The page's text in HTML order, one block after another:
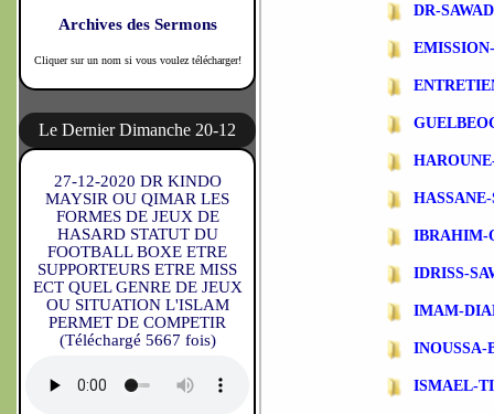
Archives des Sermons
Cliquer sur un nom si vous voulez télécharger!
Le Dernier Dimanche 20-12
27-12-2020 DR KINDO
MAYSIR OU QIMAR LES
FORMES DE JEUX DE
HASARD STATUT DU
FOOTBALL BOXE ETRE
SUPPORTEURS ETRE MISS
ECT QUEL GENRE DE JEUX
OU SITUATION L'ISLAM
PERMET DE COMPETIR
(Téléchargé 5667 fois)
DR-
IBRAHIM-
IDRISS-
IMAM-
INOUSSA-
ISMAEL-